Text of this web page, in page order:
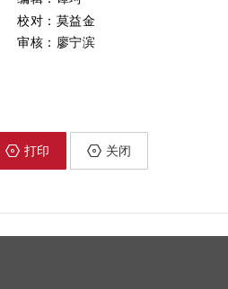
校对：莫益金
审核：廖宁滨
打印 关闭